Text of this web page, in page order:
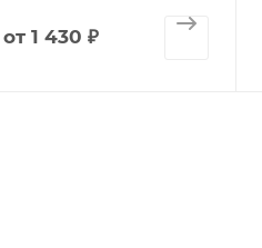
от 1 430 ₽